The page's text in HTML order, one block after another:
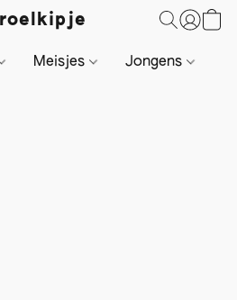
Meisjes Jongens